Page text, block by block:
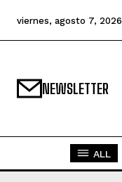
viernes, agosto 7, 2026
NEWSLETTER
ALL